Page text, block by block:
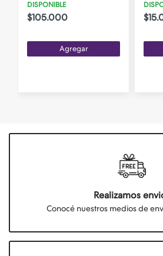
DISPONIBLE
$105.000
Agregar
Realizamos
Conocé nuestros medios de